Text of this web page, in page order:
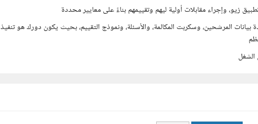
زيو، وإجراء مقابلات أولية ليهم وتقييمهم بناءً على معايير محددة
المرشحين، وسكربت المكالمة، والأسئلة، ونموذج التقييم، بحيث يكون دورك هو تنفيذ